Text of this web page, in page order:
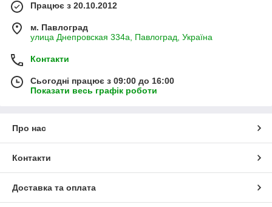
Працює з 20.10.2012
м. Павлоград
улица Днепровская 334а, Павлоград, Україна
Контакти
Сьогодні працює з 09:00 до 16:00
Показати весь графік роботи
Про нас
Контакти
Доставка та оплата